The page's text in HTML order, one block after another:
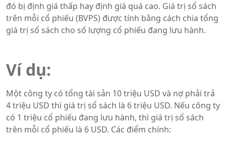
đó bị định giá thấp hay định giá quá cao. Giá trị sổ sách
trên mỗi cổ phiếu (BVPS) được tính bằng cách chia tổng
giá trị sổ sách cho số lượng cổ phiếu đang lưu hành.
Ví dụ:
Một công ty có tổng tài sản 10 triệu USD và nợ phải trả
4 triệu USD thì giá trị sổ sách là 6 triệu USD. Nếu công ty
có 1 triệu cổ phiếu đang lưu hành, thì giá trị sổ sách
trên mỗi cổ phiếu là 6 USD. Các điểm chính: